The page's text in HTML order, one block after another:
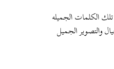
الكلمات الجميله
والتصوير الجميل